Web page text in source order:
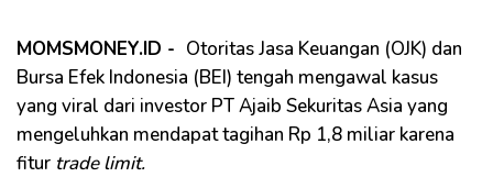
MOMSMONEY.ID - Otoritas Jasa Keuangan (OJK) dan
Bursa Efek Indonesia (BEI) tengah mengawal kasus
yang viral dari investor PT Ajaib Sekuritas Asia yang
mengeluhkan mendapat tagihan Rp 1,8 miliar karena
fitur trade limit.